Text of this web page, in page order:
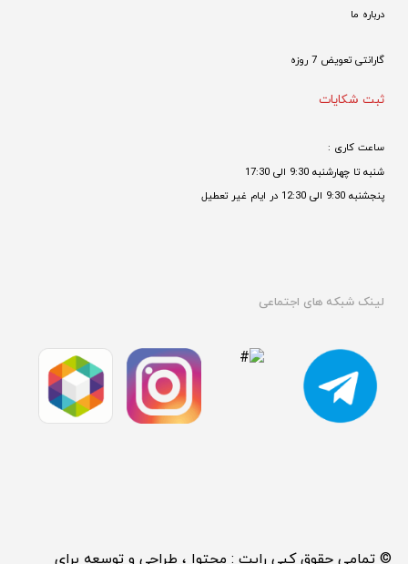
درباره ما
گارانتی تعویض 7 روزه
ثبت شکایات
ساعت کاری :
شنبه تا چهارشنبه 9:30 الی 17:30
پنجشنبه 9:30 الی 12:30 در ایام غیر تعطیل
لینک شبکه های اجتماعی
© تمامی حقوق کپی رایت : محتوا ، طراحی و توسعه برای